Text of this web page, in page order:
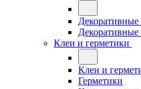
Клеи и герметики
Клеи и
Герметики